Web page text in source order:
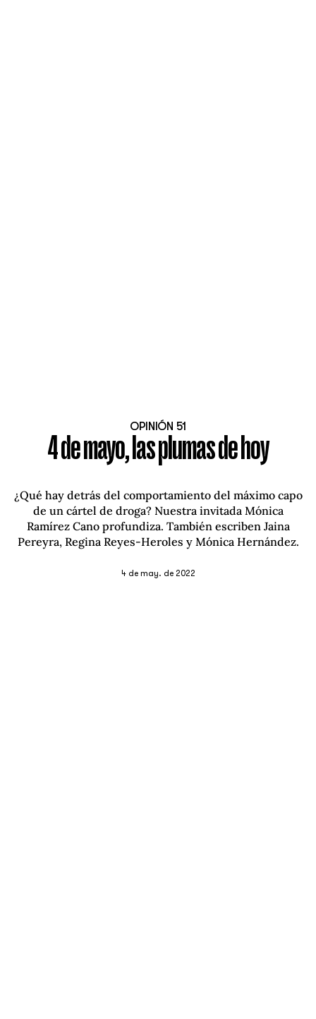
OPINIÓN 51
4 de mayo, las plumas de hoy
¿Qué hay detrás del comportamiento del máximo capo
de un cártel de droga? Nuestra invitada Mónica
Ramírez Cano profundiza. También escriben Jaina
Pereyra, Regina Reyes-Heroles y Mónica Hernández.
4 de may. de 2022